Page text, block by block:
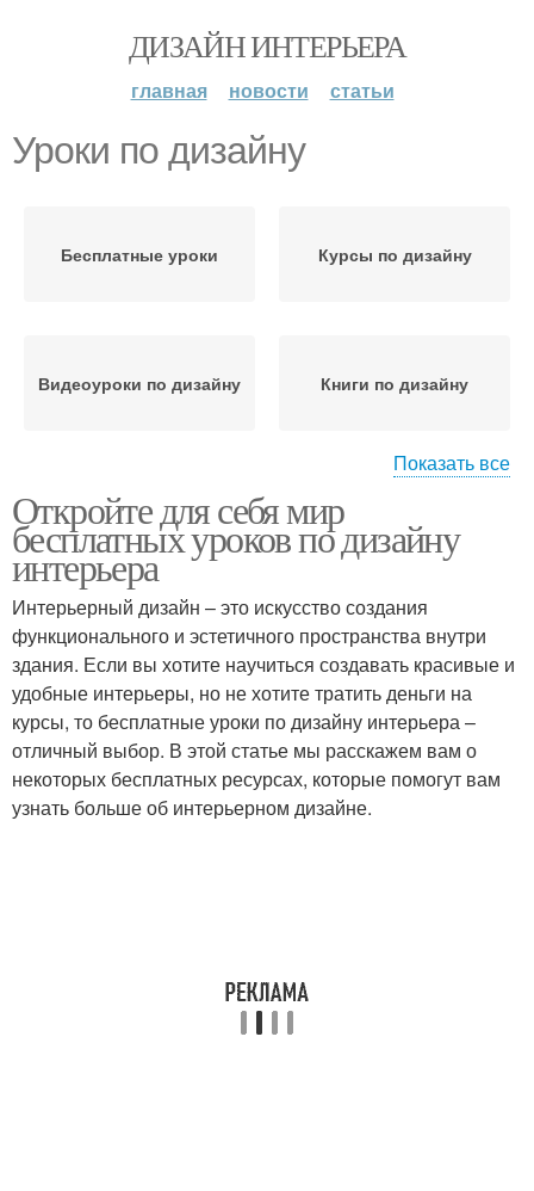
ДИЗАЙН ИНТЕРЬЕРА
главная новости статьи
Уроки по дизайну
Бесплатные уроки Курсы по дизайну
Видеоуроки по дизайну Книги по дизайну
Старт в дизайне
Показать все
Откройте для себя мир
бесплатных уроков по дизайну
интерьера
Интерьерный дизайн – это искусство создания
функционального и эстетичного пространства внутри
здания. Если вы хотите научиться создавать красивые и
удобные интерьеры, но не хотите тратить деньги на
курсы, то бесплатные уроки по дизайну интерьера –
отличный выбор. В этой статье мы расскажем вам о
некоторых бесплатных ресурсах, которые помогут вам
узнать больше об интерьерном дизайне.